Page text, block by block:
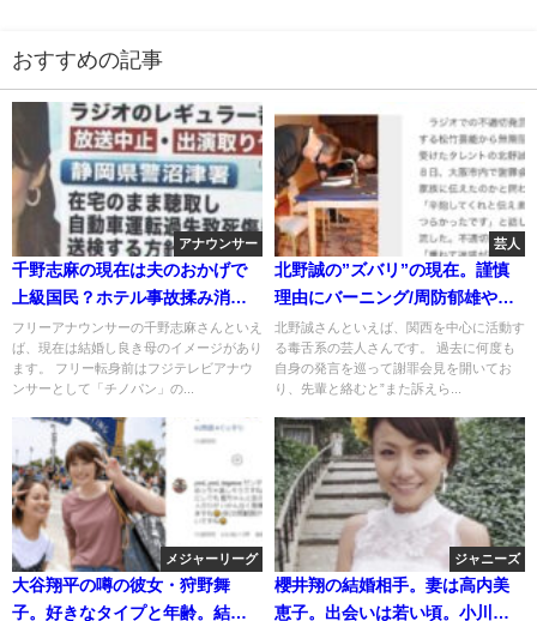
おすすめの記事
アナウンサー
千野志麻の現在は夫のおかげで
上級国民？ホテル事故揉み消し
疑惑
フリーアナウンサーの千野志麻さんといえ
ば、現在は結婚し良き母のイメージがあり
ます。 フリー転身前はフジテレビアナウ
ンサーとして「チノパン」の...
芸人
北野誠の”ズバリ”の現在。謹慎
理由にバーニング/周防郁雄や山
本リンダへの発言
北野誠さんといえば、関西を中心に活動す
る毒舌系の芸人さんです。 過去に何度も
自身の発言を巡って謝罪会見を開いてお
り、先輩と絡むと”また訴えら...
メジャーリーグ
大谷翔平の噂の彼女・狩野舞
子。好きなタイプと年齢。結婚
ジャニーズ
櫻井翔の結婚相手。妻は高内美
恵子。出会いは若い頃。小川彩